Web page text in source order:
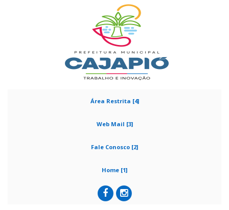
Área Restrita [4]
Web Mail [3]
Fale Conosco [2]
Home [1]